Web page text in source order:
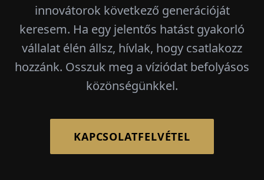
innovátorok következő generációját
keresem. Ha egy jelentős hatást gyakorló
vállalat élén állsz, hívlak, hogy csatlakozz
hozzánk. Osszuk meg a víziódat befolyásos
közönségünkkel.
KAPCSOLATFELVÉTEL